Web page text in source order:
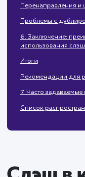
Канонические
4. Как добавить
Примеры в
Влияние на
5. Частые ошибки
Проблемы с
Рекомендации